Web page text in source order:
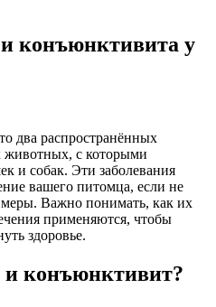
конъюнктивита у
два распространённых
животных, с которыми
и собак. Эти заболевания
вашего питомца, если не
Важно понимать, как их
применяются, чтобы
здоровье.
и конъюнктивит?